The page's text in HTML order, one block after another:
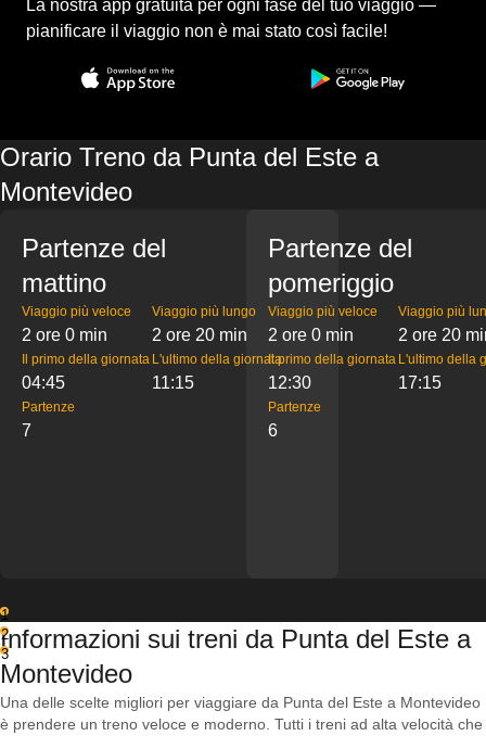
La nostra app gratuita per ogni fase del tuo viaggio —
pianificare il viaggio non è mai stato così facile!
Orario Treno da Punta del Este a
Montevideo
Partenze del
mattino
Viaggio più veloce
2 ore 0 min
Viaggio più lungo
2 ore 20 min
Il primo della giornata
04:45
L'ultimo della giornata
11:15
Partenze
7
Partenze del
pomeriggio
Viaggio più veloce
2 ore 0 min
Viaggio più
2 ore 20
Il primo della giornata
12:30
L'ultimo della
17:15
Partenze
6
1
2
3
Informazioni sui treni da Punta del Este a
Montevideo
Una delle scelte migliori per viaggiare da Punta del Este a Montevideo
è prendere un treno veloce e moderno. Tutti i treni ad alta velocità che